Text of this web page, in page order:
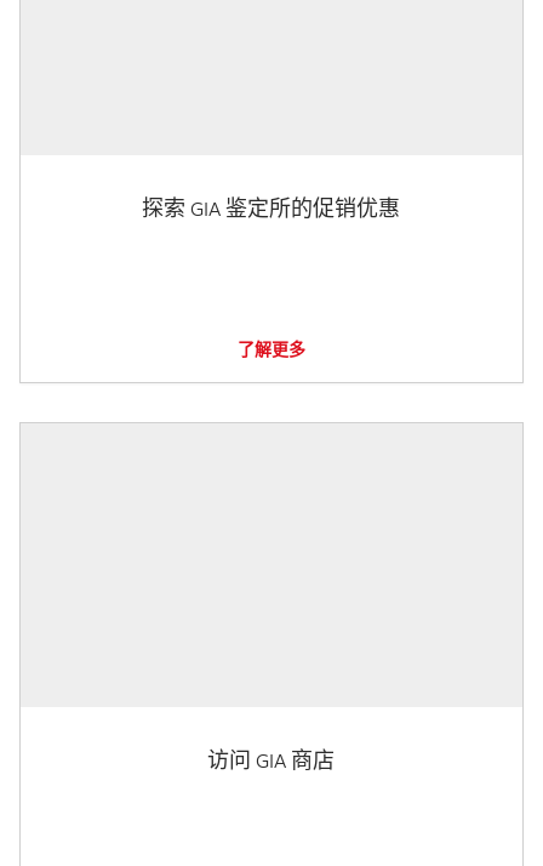
探索 GIA 鉴定所的促销优惠
了解更多
访问 GIA 商店